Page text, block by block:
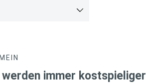
immer kostspieliger